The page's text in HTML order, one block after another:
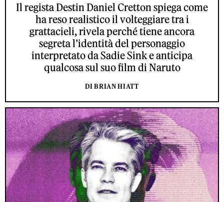
Il regista Destin Daniel Cretton spiega come
ha reso realistico il volteggiare tra i
grattacieli, rivela perché tiene ancora
segreta l’identità del personaggio
interpretato da Sadie Sink e anticipa
qualcosa sul suo film di Naruto
DI BRIAN HIATT